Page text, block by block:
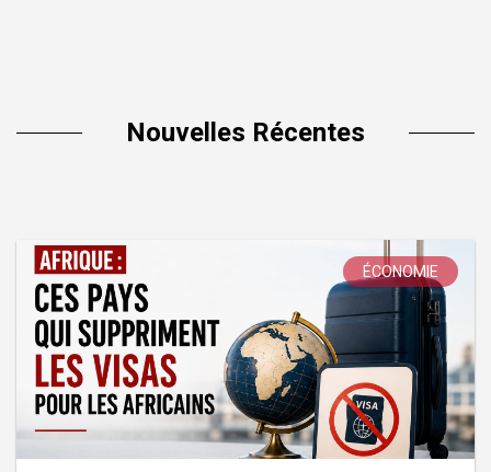
Nouvelles Récentes
ÉCONOMIE